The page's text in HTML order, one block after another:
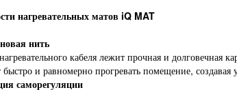
нагревательных матов iQ MAT
нить
кабеля лежит прочная и долговечная
быстро и равномерно прогревать помещение,
саморегуляции